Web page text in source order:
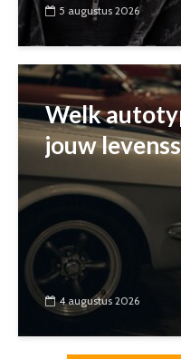
5 augustus 2026
Welk
jouw
4 augustus 2026